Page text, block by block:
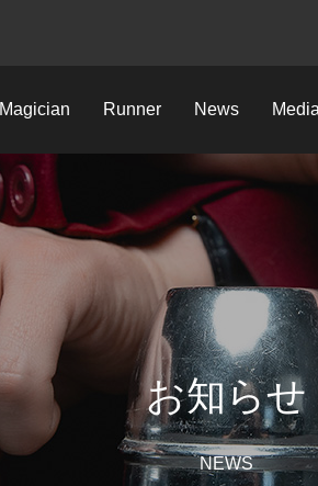
Magician Runner News Media
お知らせ
NEWS